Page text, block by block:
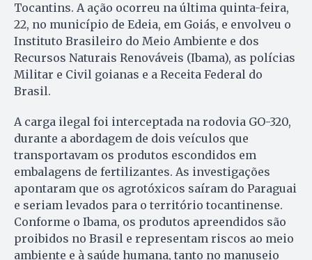
Tocantins. A ação ocorreu na última quinta-feira,
22, no município de Edeia, em Goiás, e envolveu o
Instituto Brasileiro do Meio Ambiente e dos
Recursos Naturais Renováveis (Ibama), as polícias
Militar e Civil goianas e a Receita Federal do
Brasil.
A carga ilegal foi interceptada na rodovia GO-320,
durante a abordagem de dois veículos que
transportavam os produtos escondidos em
embalagens de fertilizantes. As investigações
apontaram que os agrotóxicos saíram do Paraguai
e seriam levados para o território tocantinense.
Conforme o Ibama, os produtos apreendidos são
proibidos no Brasil e representam riscos ao meio
ambiente e à saúde humana, tanto no manuseio